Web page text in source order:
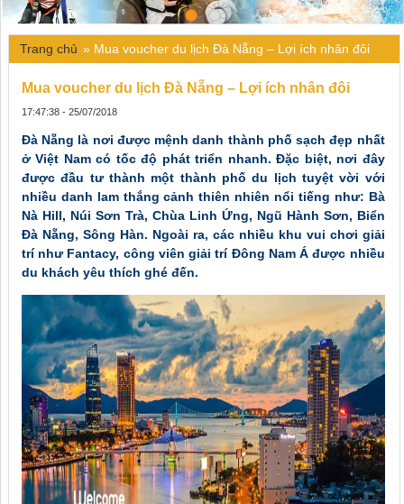
Trang chủ » Mua voucher du lịch Đà Nẵng – Lợi ích nhân đôi
Mua voucher du lịch Đà Nẵng – Lợi ích nhân đôi
17:47:38 - 25/07/2018
Đà Nẵng là nơi được mệnh danh thành phố sạch đẹp nhất
ở Việt Nam có tốc độ phát triển nhanh. Đặc biệt, nơi đây
được đầu tư thành một thành phố du lịch tuyệt vời với
nhiều danh lam thắng cảnh thiên nhiên nổi tiếng như: Bà
Nà Hill, Núi Sơn Trà, Chùa Linh Ứng, Ngũ Hành Sơn, Biển
Đà Nẵng, Sông Hàn. Ngoài ra, các nhiều khu vui chơi giải
trí như Fantacy, công viên giải trí Đông Nam Á được nhiều
du khách yêu thích ghé đến.